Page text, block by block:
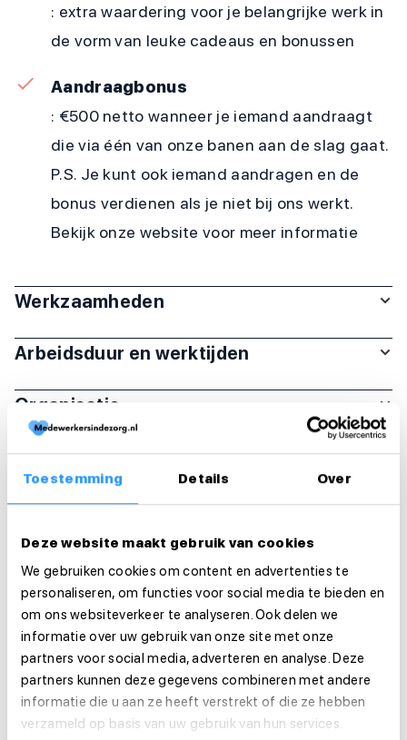
Toestemming Details Over
Deze website maakt gebruik van cookies
We gebruiken cookies om content en advertenties te
personaliseren, om functies voor social media te bieden en
om ons websiteverkeer te analyseren. Ook delen we
informatie over uw gebruik van onze site met onze
partners voor social media, adverteren en analyse. Deze
partners kunnen deze gegevens combineren met andere
informatie die u aan ze heeft verstrekt of die ze hebben
verzameld op basis van uw gebruik van hun services.
: extra waardering voor je belangrijke werk in
de vorm van leuke cadeaus en bonussen
Aandraagbonus
: €500 netto wanneer je iemand aandraagt
die via één van onze banen aan de slag gaat.
P.S. Je kunt ook iemand aandragen en de
bonus verdienen als je niet bij ons werkt.
Bekijk onze website voor meer informatie
Werkzaamheden
Arbeidsduur en werktijden
Organisatie
Functie-eisen
Sollicitatie
Is deze vacature je op het lijf geschreven?
Solliciteer dan direct!
Solliciteer binnen 1 minuut
Deel deze vacature: